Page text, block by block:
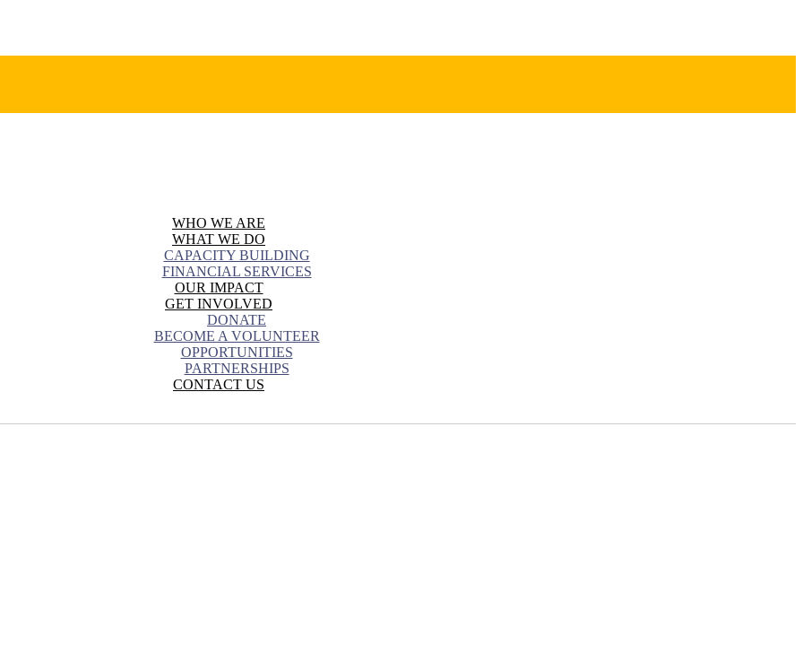
WHO WE ARE
WHAT WE DO
CAPACITY BUILDING
FINANCIAL SERVICES
OUR IMPACT
GET INVOLVED
DONATE
BECOME A VOLUNTEER
OPPORTUNITIES
PARTNERSHIPS
CONTACT US